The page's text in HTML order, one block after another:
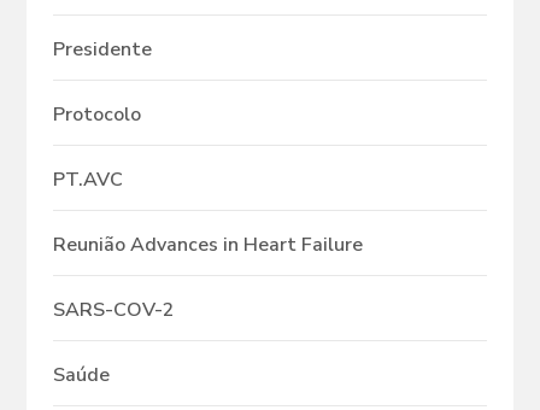
Presidente
Protocolo
PT.AVC
Reunião Advances in Heart Failure
SARS-COV-2
Saúde